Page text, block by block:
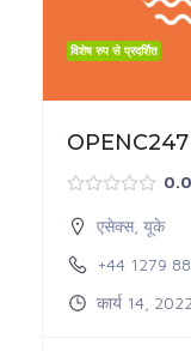
विशेष रुप से प्रदर्शित
OPENC247
0.0
एसेक्स, यूके
+44 1279
कार्य 14, 2022